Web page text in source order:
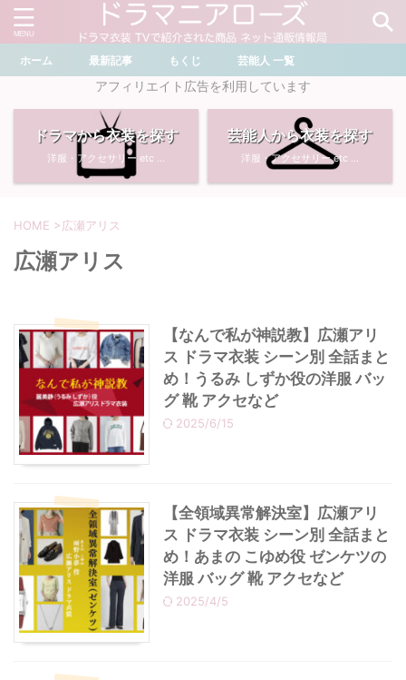
＼ ドラマ・芸能人を検索 ／
おすすめ検索ワード
川口春奈
・石原さとみ
・菜々緒
・多部未華子
・広瀬すず
・あのクズ
・無能の鷹
・若草物語
・ライオンの隠れ家
・サイレント
・ バッグ
・ 腕時計
ホーム 最新記事 もくじ 芸能人 一覧
アフィリエイト広告を利用しています
ドラマから衣装を探す
洋服・アクセサリー etc ...
芸能人から衣装を探す
洋服・アクセサリー etc ...
HOME > 広瀬アリス
広瀬アリス
【なんで私が神説教】広瀬アリ
ス ドラマ衣装 シーン別 全話まと
め！うるみ しずか役の洋服 バッ
グ 靴 アクセなど
2025/6/15
【全領域異常解決室】広瀬アリ
ス ドラマ衣装 シーン別 全話まと
め！あまの こゆめ役 ゼンケツの
洋服 バッグ 靴 アクセなど
2025/4/5